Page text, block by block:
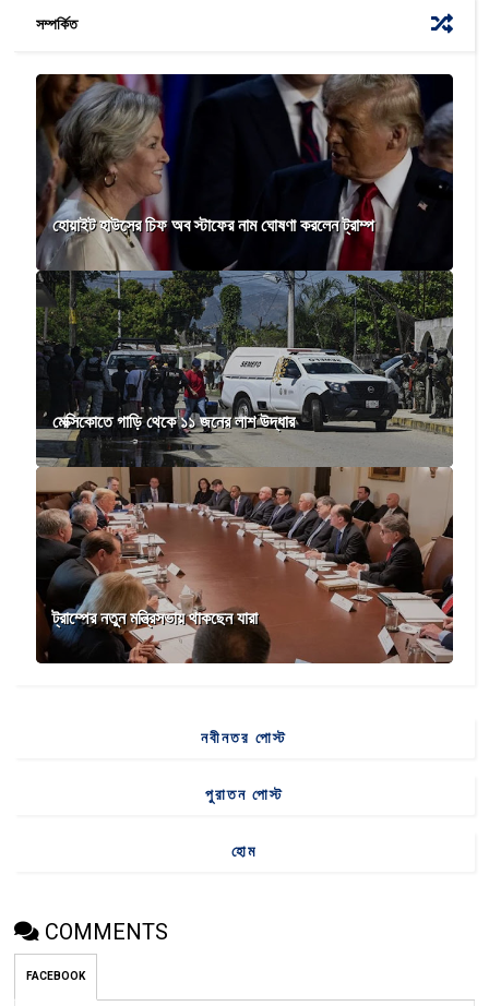
সম্পর্কিত
হোয়াইট হাউসের চিফ অব স্টাফের নাম ঘোষণা করলেন ট্রাম্প
মেক্সিকোতে গাড়ি থেকে ১১ জনের লাশ উদ্ধার
ট্রাম্পের নতুন মন্ত্রিসভায় থাকছেন যারা
নবীনতর পোস্ট
পুরাতন পোস্ট
হোম
COMMENTS
FACEBOOK